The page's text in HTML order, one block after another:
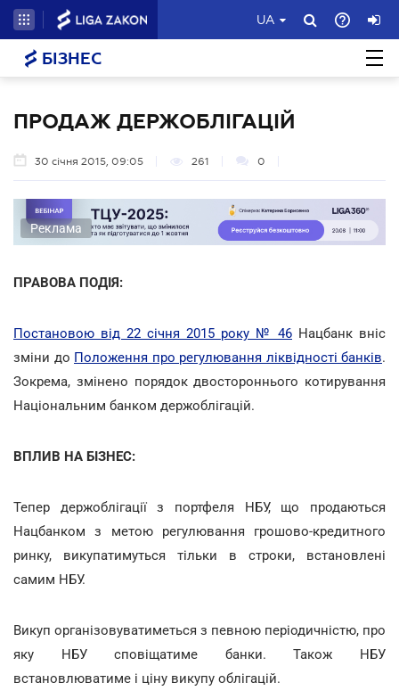
UA
БІЗНЕС
ПРОДАЖ ДЕРЖОБЛІГАЦІЙ
30 січня 2015, 09:05 261 0
Реклама
ПРАВОВА ПОДІЯ:
Постановою від 22 січня 2015 року № 46 Нацбанк вніс
зміни до Положення про регулювання ліквідності банків.
Зокрема, змінено порядок двостороннього котирування
Національним банком держоблігацій.
ВПЛИВ НА БІЗНЕС:
Тепер держоблігації з портфеля НБУ, що продаються
Нацбанком з метою регулювання грошово-кредитного
ринку, викупатимуться тільки в строки, встановлені
самим НБУ.
Викуп організовуватиметься з певною періодичністю, про
яку НБУ сповіщатиме банки. Також НБУ
встановлюватиме і ціну викупу облігацій.